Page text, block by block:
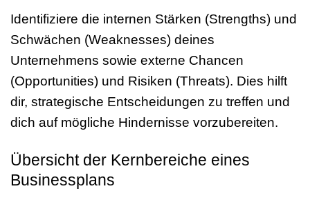
Identifiziere die internen Stärken (Strengths) und
Schwächen (Weaknesses) deines
Unternehmens sowie externe Chancen
(Opportunities) und Risiken (Threats). Dies hilft
dir, strategische Entscheidungen zu treffen und
dich auf mögliche Hindernisse vorzubereiten.
Übersicht der Kernbereiche eines
Businessplans